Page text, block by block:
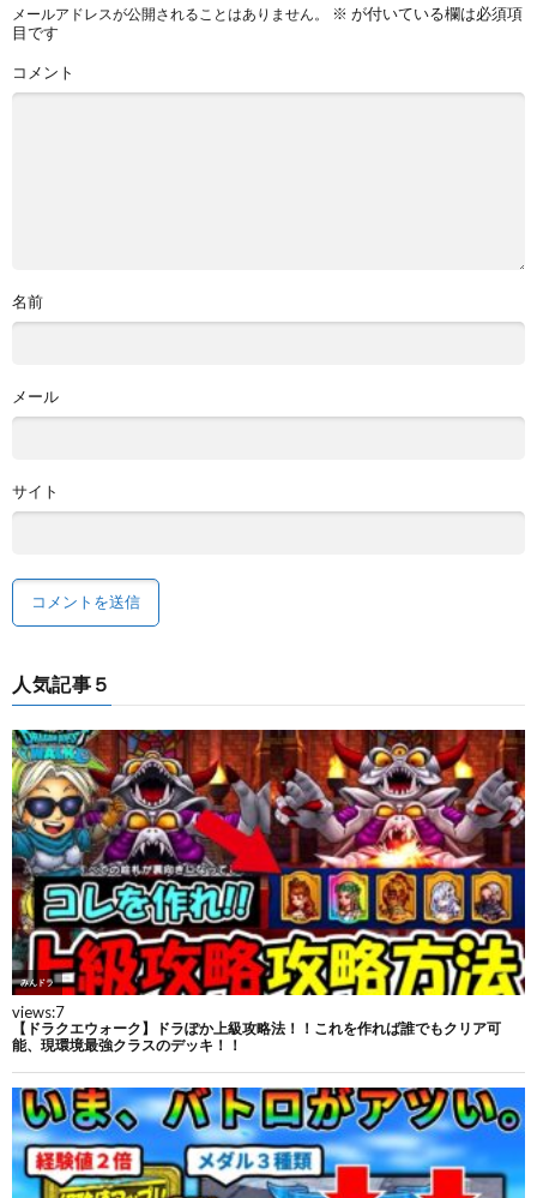
メールアドレスが公開されることはありません。 ※ が付いている欄は必須項
目です
コメント
名前
メール
サイト
人気記事５